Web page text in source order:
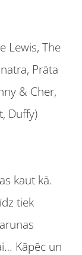
Lewis, The
Prāta
& Cher,
Duffy)
kaut kā.
tiek
Kāpēc un